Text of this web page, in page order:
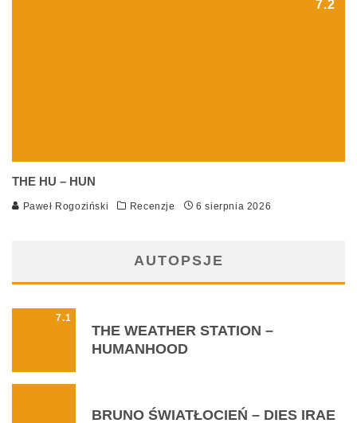
7.2
THE HU – HUN
Paweł Rogoziński Recenzje 6 sierpnia 2026
AUTOPSJE
7.1
THE WEATHER STATION –
HUMANHOOD
BRUNO ŚWIATŁOCIEŃ – DIES IRAE